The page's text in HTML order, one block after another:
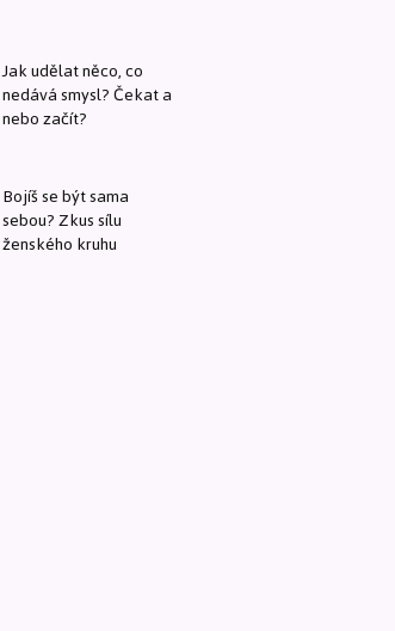
Jak udělat něco, co
nedává smysl? Čekat a
nebo začít?
Bojíš se být sama
sebou? Zkus sílu
ženského kruhu